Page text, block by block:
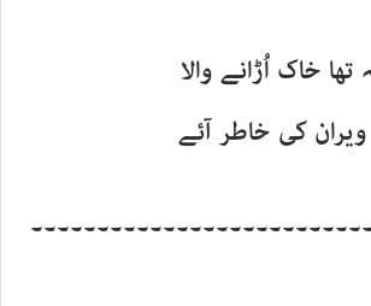
خاک اُڑانے والا
کی خاطر آئے